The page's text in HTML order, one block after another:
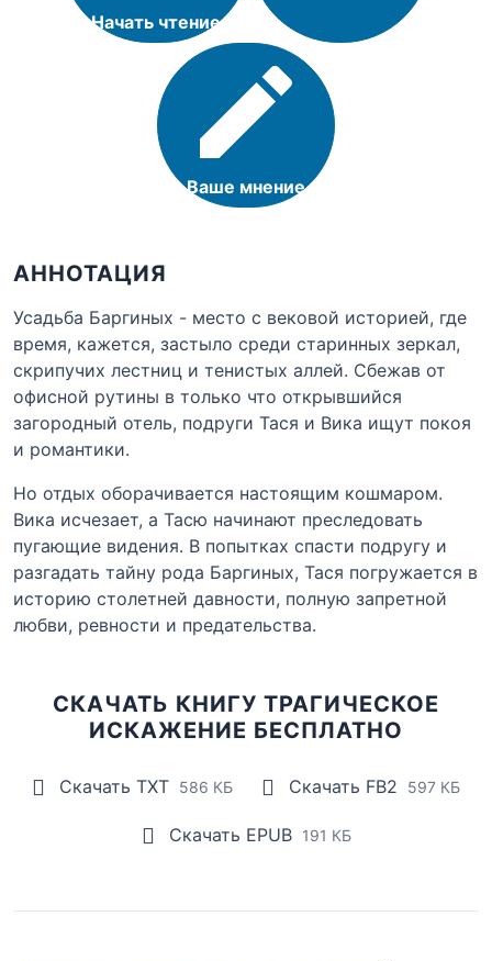
Начать чтение
Ваше мнение
АННОТАЦИЯ
Усадьба Баргиных - место с вековой историей, где
время, кажется, застыло среди старинных зеркал,
скрипучих лестниц и тенистых аллей. Сбежав от
офисной рутины в только что открывшийся
загородный отель, подруги Тася и Вика ищут покоя
и романтики.
Но отдых оборачивается настоящим кошмаром.
Вика исчезает, а Тасю начинают преследовать
пугающие видения. В попытках спасти подругу и
разгадать тайну рода Баргиных, Тася погружается в
историю столетней давности, полную запретной
любви, ревности и предательства.
СКАЧАТЬ КНИГУ ТРАГИЧЕСКОЕ
ИСКАЖЕНИЕ БЕСПЛАТНО
Скачать TXT 586 КБ Скачать FB2 597 КБ
Скачать EPUB 191 КБ